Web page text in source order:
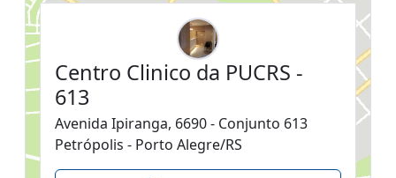
Centro Clinico da PUCRS -
613
Avenida Ipiranga, 6690 - Conjunto 613
Petrópolis - Porto Alegre/RS